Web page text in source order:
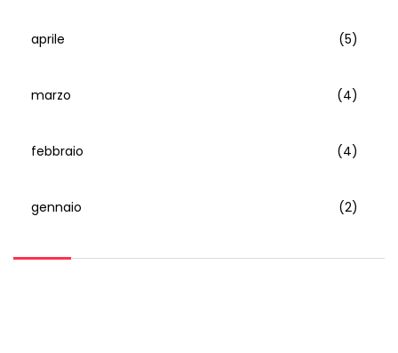
aprile (5)
marzo (4)
febbraio (4)
gennaio (2)